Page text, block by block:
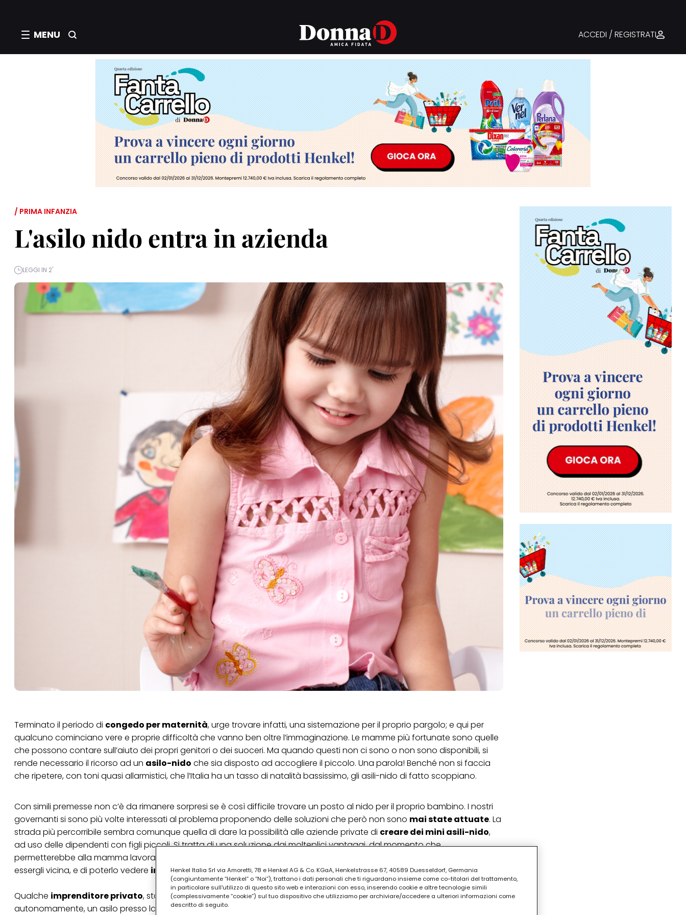
MENU ACCEDI / REGISTRATI
/ PRIMA INFANZIA
L'asilo nido entra in azienda
LEGGI IN 2'
Terminato il periodo di congedo per maternità, urge trovare infatti, una sistemazione per il proprio pargolo; e qui per
qualcuno cominciano vere e proprie difficoltà che vanno ben oltre l’immaginazione. Le mamme più fortunate sono quelle
che possono contare sull’aiuto dei propri genitori o dei suoceri. Ma quando questi non ci sono o non sono disponibili, si
rende necessario il ricorso ad un asilo-nido che sia disposto ad accogliere il piccolo. Una parola! Benché non si faccia
che ripetere, con toni quasi allarmistici, che l’Italia ha un tasso di natalità bassissimo, gli asili-nido di fatto scoppiano.
Con simili premesse non c’è da rimanere sorpresi se è così difficile trovare un posto al nido per il proprio bambino. I nostri
governanti si sono più volte interessati al problema proponendo delle soluzioni che però non sono mai state attuate. La
strada più percorribile sembra comunque quella di dare la possibilità alle aziende private di creare dei mini asili-nido,
ad uso delle dipendenti con figli piccoli. Si tratta di una soluzione dai molteplici vantaggi, dal momento che
permetterebbe alla mamma lavoratrice non solo di lasciare il bambino presso una struttura adeguata, ma anche di
essergli vicina, e di poterlo vedere in qualsiasi momento, all’occorrenza.
Qualche imprenditore privato, stanco di aspettare, si è già organizzato in tal senso ed ha avviato, o tentato di avviare
autonomamente, un asilo presso la sua azienda. Ha così scoperto che non è affatto semplice mandarlo avanti, senza
Henkel Italia Srl via Amoretti, 78 e Henkel AG & Co. KGaA, Henkelstrasse 67, 40589 Duesseldorf, Germania
(congiuntamente “Henkel” o “Noi”), trattano i dati personali che ti riguardano insieme come co-titolari del trattamento,
in particolare sull'utilizzo di questo sito web e interazioni con esso, inserendo cookie e altre tecnologie simili
(complessivamente “cookie”) sul tuo dispositivo che utilizziamo per archiviare/accedere a ulteriori informazioni come
descritto di seguito.